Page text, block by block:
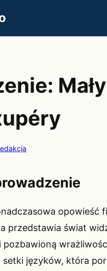
przedstawia świat
pozbawioną
setki języków, która